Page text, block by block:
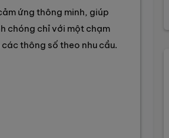
ứng thông minh, giúp
chóng chỉ với một chạm
thông số theo nhu cầu.